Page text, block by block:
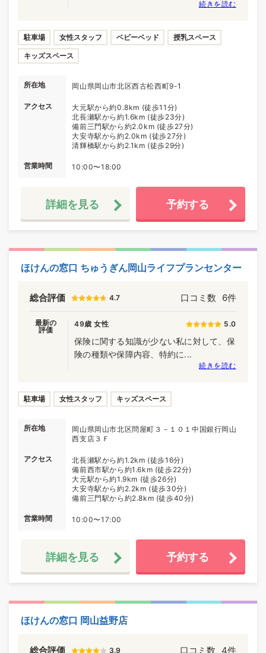
続きを読む
駐車場 女性スタッフ ベビーベッド 授乳スペース
キッズスペース
所在地 岡山県岡山市北区西古松西町9-1
アクセス
大元駅から約0.8km (徒歩11分)
北長瀬駅から約1.6km (徒歩23分)
備前三門駅から約2.0km (徒歩27分)
大安寺駅から約2.0km (徒歩27分)
清輝橋駅から約2.1km (徒歩29分)
営業時間 10:00〜18:00
詳細を見る 予約する
ほけんの窓口 ちゅうぎん岡山ライフプランセンター
総合評価 4.7 口コミ数 6件
最新の
評価
49歳 女性 5.0
保険に関する知識が少ない私に対して、保
険の種類や保障内容、特約に...
続きを読む
駐車場 女性スタッフ キッズスペース
所在地
岡山県岡山市北区問屋町３－１０１中国銀行岡山
西支店３Ｆ
アクセス
北長瀬駅から約1.2km (徒歩16分)
備前西市駅から約1.6km (徒歩22分)
大元駅から約1.9km (徒歩26分)
大安寺駅から約2.2km (徒歩30分)
備前三門駅から約2.8km (徒歩40分)
営業時間 10:00〜17:00
詳細を見る 予約する
ほけんの窓口 岡山益野店
総合評価 3.9 口コミ数 4件